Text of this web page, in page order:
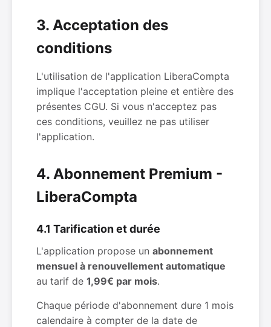
3. Acceptation des
conditions
L'utilisation de l'application LiberaCompta
implique l'acceptation pleine et entière des
présentes CGU. Si vous n'acceptez pas
ces conditions, veuillez ne pas utiliser
l'application.
4. Abonnement Premium -
LiberaCompta
4.1 Tarification et durée
L'application propose un abonnement
mensuel à renouvellement automatique
au tarif de 1,99€ par mois.
Chaque période d'abonnement dure 1 mois
calendaire à compter de la date de